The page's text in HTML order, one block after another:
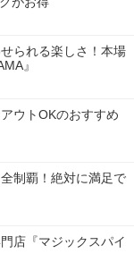
られる楽しさ！本場
』
ウトOKのおすすめ
制覇！絶対に満足で
店『マジックスパイ